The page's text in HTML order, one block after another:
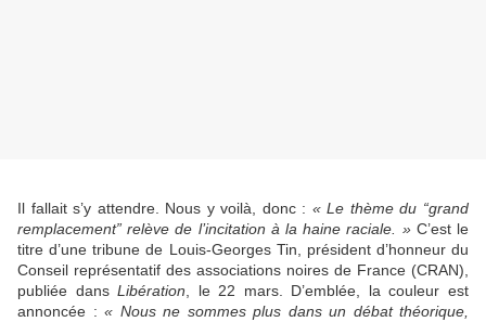
Il fallait s’y attendre. Nous y voilà, donc : « Le thème du “grand
remplacement” relève de l’incitation à la haine raciale. »C’est le
titre d’une tribune de Louis-Georges Tin, président d’honneur du
Conseil représentatif des associations noires de France (CRAN),
publiée dansLibération , le 22 mars. D’emblée, la couleur est
annoncée : « Nous ne sommes plus dans un débat théorique,